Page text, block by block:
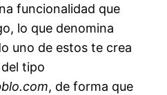
funcionalidad que
lo que denomina
uno de estos te crea
tipo
, de forma que